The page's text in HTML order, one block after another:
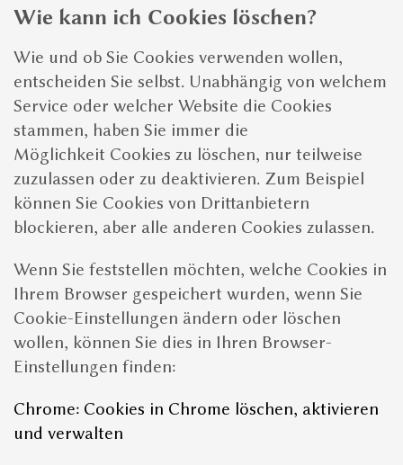
Wie kann ich Cookies löschen?
Wie und ob Sie Cookies verwenden wollen,
entscheiden Sie selbst. Unabhängig von welchem
Service oder welcher Website die Cookies
stammen, haben Sie immer die
Möglichkeit Cookies zu löschen, nur teilweise
zuzulassen oder zu deaktivieren. Zum Beispiel
können Sie Cookies von Drittanbietern
blockieren, aber alle anderen Cookies zulassen.
Wenn Sie feststellen möchten, welche Cookies in
Ihrem Browser gespeichert wurden, wenn Sie
Cookie-Einstellungen ändern oder löschen
wollen, können Sie dies in Ihren Browser-
Einstellungen finden:
Chrome: Cookies in Chrome löschen, aktivieren
und verwalten